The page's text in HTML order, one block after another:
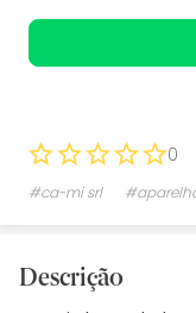
0
#ca-mi srl
Descrição